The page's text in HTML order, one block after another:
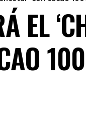
EL